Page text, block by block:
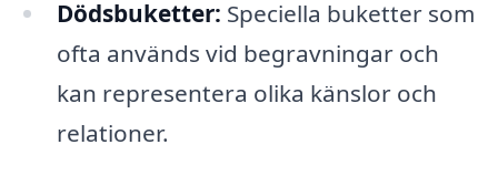
Dödsbuketter: Speciella buketter som
ofta används vid begravningar och
kan representera olika känslor och
relationer.